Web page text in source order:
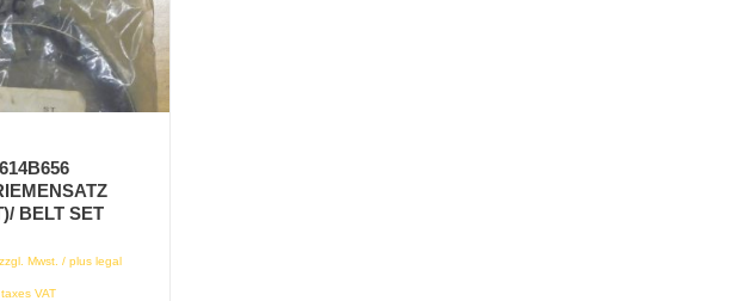
BELT SET
zzgl. Mwst. / plus legal
taxes VAT